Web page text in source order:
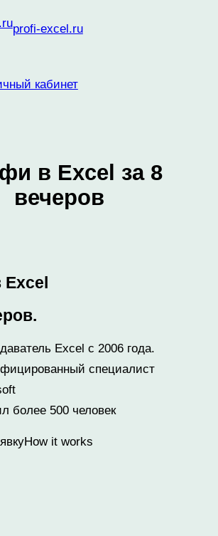
profi-excel.ru
кабинет
в Excel за 8
вечеров
Excel с 2006 года.
специалист
более 500 человек
How it works